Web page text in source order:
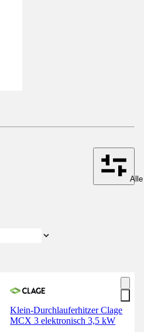
Klein-Durchlauferhitzer Clage
MCX 3 elektronisch 3,5 kW